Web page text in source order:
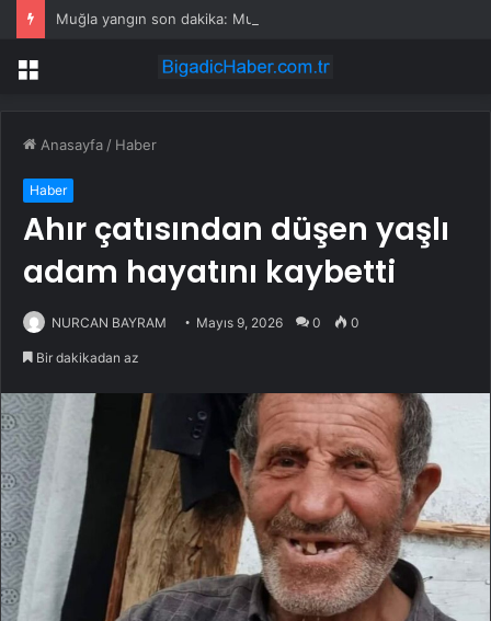
Menü
Anasayfa / Haber
Haber
Ahır çatısından düşen yaşlı
adam hayatını kaybetti
NURCAN BAYRAM Mayıs 9, 2026 0 0
Bir dakikadan az